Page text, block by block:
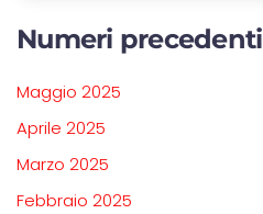
Numeri precedenti
Maggio 2025
Aprile 2025
Marzo 2025
Febbraio 2025